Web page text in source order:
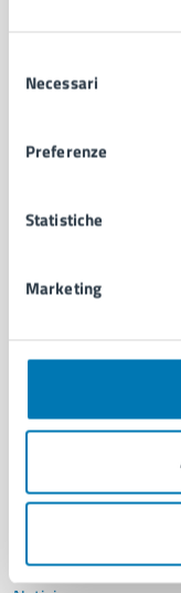
delNecessari
Preferenze
Statistiche
Marketing
Documenti e dati
Ambiente
Autorizzazioni
Cultura e tempo libero
Educazione e
Giustizia e sicurezza
Salute, benessere e
Vita lavorativa
NOVITÀ